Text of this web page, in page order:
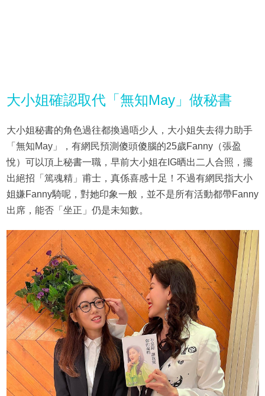
大小姐確認取代「無知May」做秘書
大小姐秘書的角色過往都換過唔少人，大小姐失去得力助手
「無知May」，有網民預測傻頭傻腦的25歲Fanny（張盈
悅）可以頂上秘書一職，早前大小姐在IG晒出二人合照，擺
出絕招「篤魂精」甫士，真係喜感十足！不過有網民指大小
姐嫌Fanny騎呢，對她印象一般，並不是所有活動都帶Fanny
出席，能否「坐正」仍是未知數。